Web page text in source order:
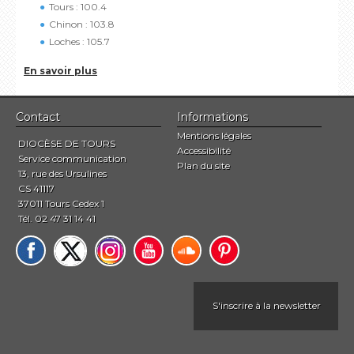
Tours : 100.4
Chinon : 103.8
Loches : 105.7
En savoir plus
Contact
DIOCÈSE DE TOURS
Service communication
13, rue des Ursulines
CS 41117
37011 Tours Cedex 1
Tél. 02 47 31 14 41
Informations
Mentions légales
Accessibilité
Plan du site
S'inscrire à la newsletter